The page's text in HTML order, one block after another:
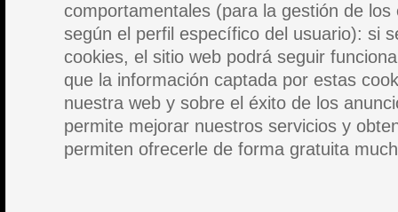
comportamentales (para la gestión de los
según el perfil específico del usuario): si
cookies, el sitio web podrá seguir
que la información captada por estas
nuestra web y sobre el éxito de los
permite mejorar nuestros servicios y
permiten ofrecerle de forma gratuita